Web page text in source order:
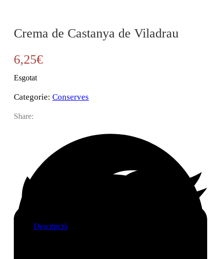
Crema de Castanya de Viladrau
6,25€
Esgotat
Categorie: Conserves
Share:
Descripció